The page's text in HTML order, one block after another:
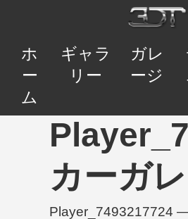
ホ
ー
ム
ギャラ
リー
ガレ
ージ
カーガ
Player_7493217724